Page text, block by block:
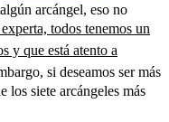
arcángel, eso no
todos tenemos un
y que está atento a
si deseamos ser más
los siete arcángeles más